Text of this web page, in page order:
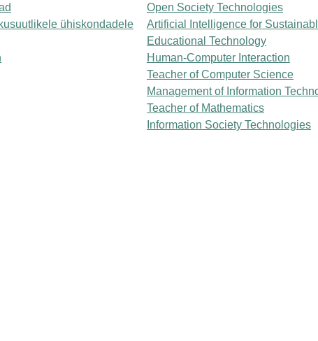
Open Society Technologies
ühiskondadele
Artificial Intelligence for
Educational Technology
Human-Computer Interaction
Teacher of Computer Science
Management of Information
Teacher of Mathematics
Information Society Technologies